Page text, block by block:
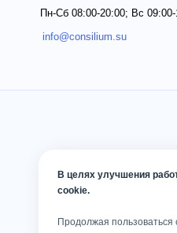
Пн-Сб 08:00-20:00; Вс
info@consilium.su
В целях улучшения
cookie.
Продолжая